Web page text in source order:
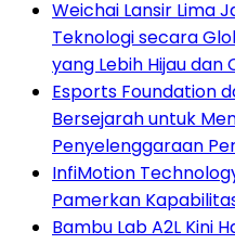
Weichai Lansir Lima
Teknologi secara
yang Lebih Hijau dan
Esports Foundation
Bersejarah untuk
Penyelenggaraan
InfiMotion
Pamerkan
Bambu Lab A2L Kini